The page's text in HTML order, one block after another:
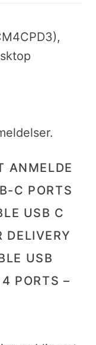
ANMELDE
C PORTS
USB C
DELIVERY
USB
PORTS –